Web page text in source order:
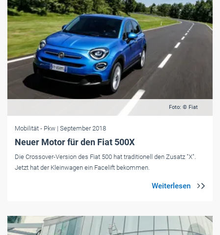
Foto: © Fiat
Mobilität - Pkw | September 2018
Neuer Motor für den Fiat 500X
Die Crossover-Version des Fiat 500 hat traditionell den Zusatz "X".
Jetzt hat der Kleinwagen ein Facelift bekommen.